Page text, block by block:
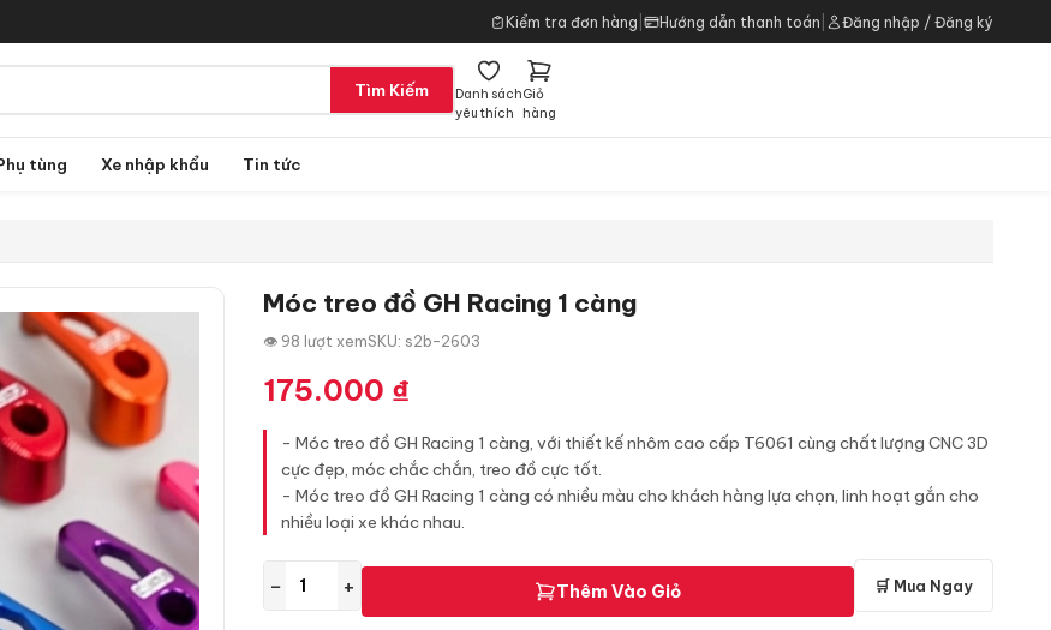
Kiểm tra đơn hàng Hướng dẫn thanh toán Đăng nhập / Đăng ký
Tìm Kiếm
Danh sách
yêu thích
Giỏ
hàng
tùng Xe nhập khẩu Tin tức
Móc treo đồ GH Racing 1 càng
👁 98 lượt xemSKU: s2b-2603
175.000 ₫
- Móc treo đồ GH Racing 1 càng, với thiết kế nhôm cao cấp T6061 cùng chất lượng CNC 3D
cực đẹp, móc chắc chắn, treo đồ cực tốt.
- Móc treo đồ GH Racing 1 càng có nhiều màu cho khách hàng lựa chọn, linh hoạt gắn cho
nhiều loại xe khác nhau.
− + Thêm Vào Giỏ 🛒 Mua Ngay